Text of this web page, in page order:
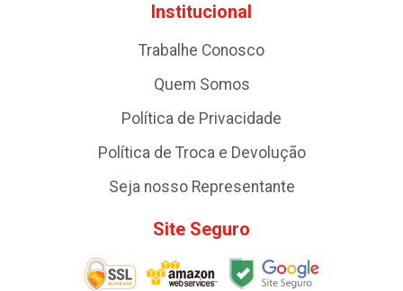
Institucional
Trabalhe Conosco
Quem Somos
Política de Privacidade
Política de Troca e Devolução
Seja nosso Representante
Site Seguro